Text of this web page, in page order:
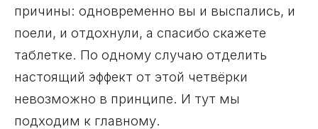
причины: одновременно вы и выспались, и
поели, и отдохнули, а спасибо скажете
таблетке. По одному случаю отделить
настоящий эффект от этой четвёрки
невозможно в принципе. И тут мы
подходим к главному.